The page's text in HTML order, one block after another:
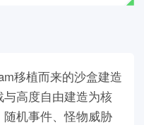
移植而来的沙盒建造
高度自由建造为核
机事件、怪物威胁